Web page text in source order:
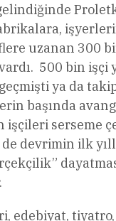
uzanan 300
500 bin işçi
ya da
başında
işçileri serseme
de devrimin ilk
edebiyat,